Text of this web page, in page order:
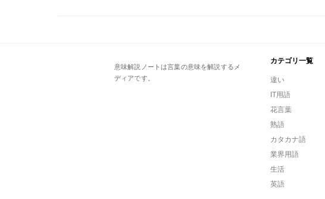
意味解説ノートは言葉の意味を解説するメ
ディアです。
カテゴリ一覧
違い
IT用語
花言葉
熟語
カタカナ語
業界用語
生活
英語